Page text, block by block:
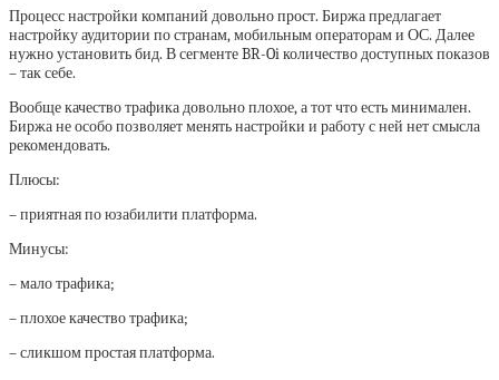
Процесс настройки компаний довольно прост. Биржа предлагает
настройку аудитории по странам, мобильным операторам и ОС. Далее
нужно установить бид. В сегменте BR-Oi количество доступных показов
– так себе.
Вообще качество трафика довольно плохое, а тот что есть минимален.
Биржа не особо позволяет менять настройки и работу с ней нет смысла
рекомендовать.
Плюсы:
– приятная по юзабилити платформа.
Минусы:
– мало трафика;
– плохое качество трафика;
– сликшом простая платформа.